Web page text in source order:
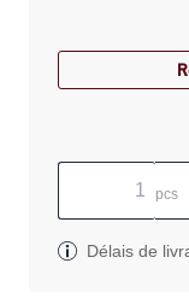
pcs
Délais de